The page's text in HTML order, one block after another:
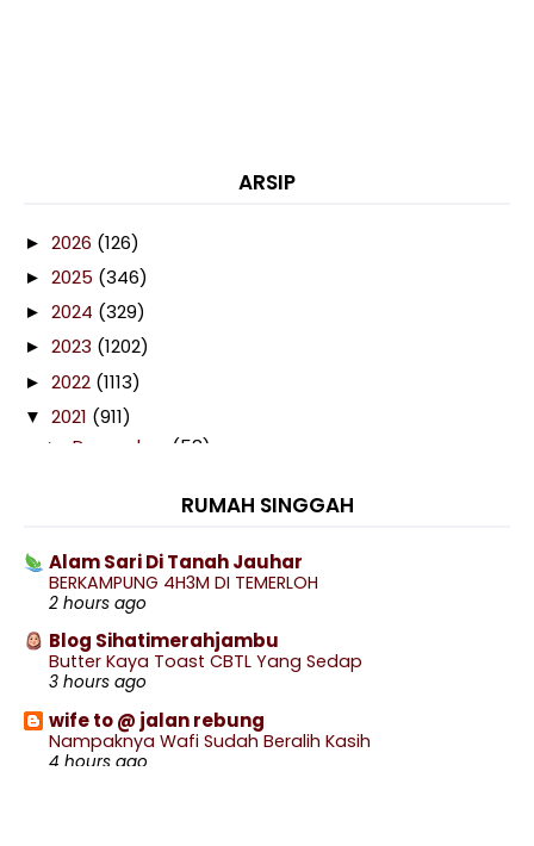
ARSIP
► 2026 (126)
► 2025 (346)
► 2024 (329)
► 2023 (1202)
► 2022 (1113)
▼ 2021 (911)
► December (58)
(97)
► September(88)
►August(72)
(76)
►June(45)
►May (73)
►April(82)
▼March(83)
RUMAH SINGGAH
Alam Sari Di Tanah Jauhar
BERKAMPUNG 4H3M DI TEMERLOH
2 hours ago
Blog Sihatimerahjambu
Butter Kaya Toast CBTL Yang Sedap
3 hours ago
wife to @ jalan rebung
Nampaknya Wafi Sudah Beralih Kasih
4 hours ago